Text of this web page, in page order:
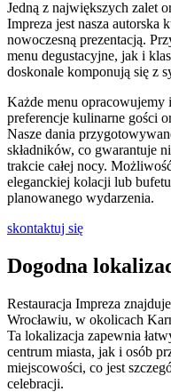
Jedną z największych zalet
Impreza jest nasza autorska
nowoczesną prezentacją.
menu degustacyjne, jak i
doskonale komponują się z
Każde menu
preferencje kulinarne gości
Nasze dania
składników, co gwarantuje
trakcie całej nocy.
eleganckiej kolacji lub
planowanego wydarzenia.
skontaktuj się
Dogodna
Restauracja Impreza
Wrocławiu, w okolicach
Ta lokalizacja zapewnia
centrum miasta, jak i osób
miejscowości, co jest
celebracji.